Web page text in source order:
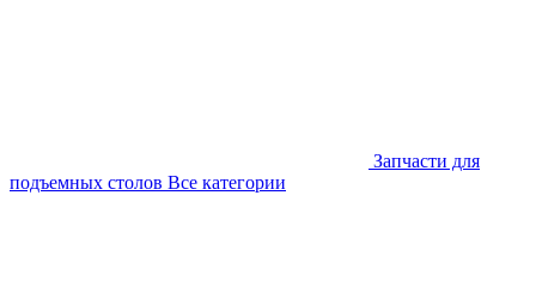
Запчасти для
подъемных столов Все категории